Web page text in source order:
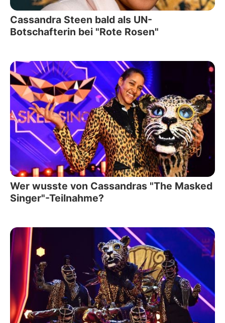
Cassandra Steen bald als UN-
Botschafterin bei "Rote Rosen"
Wer wusste von Cassandras "The Masked
Singer"-Teilnahme?